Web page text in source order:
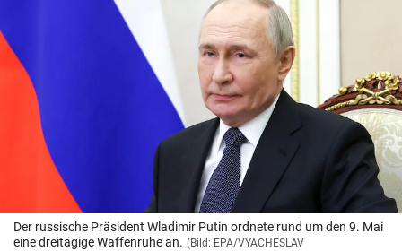
Der russische Präsident Wladimir Putin ordnete rund um den 9. Mai
eine dreitägige Waffenruhe an. (Bild: EPA/VYACHESLAV